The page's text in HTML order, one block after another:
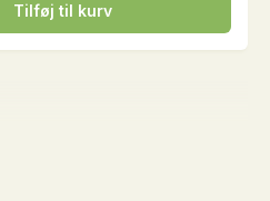
Tilføj til kurv